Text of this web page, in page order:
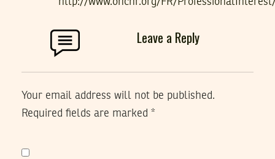
Leave a Reply
Your email address will not be published.
Required fields are marked *